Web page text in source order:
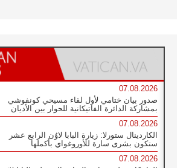
07.08.2026
صدور بيان ختامي لأول لقاء مسيحي كونفوشي
بمشاركة الدائرة الفاتيكانية للحوار بين الأديان
07.08.2026
الكاردينال ستورلا: زيارة البابا لاوُن الرابع عشر
ستكون بشرى سارة للأوروغواي بأكملها
07.08.2026